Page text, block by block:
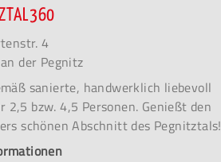
4
der Pegnitz
sanierte, handwerklich liebevoll
bzw. 4,5 Personen. Genießt den
schönen Abschnitt des Pegnitztals!